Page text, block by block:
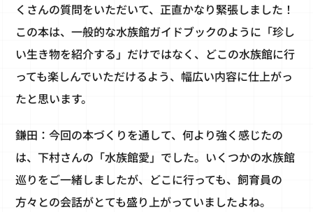
くさんの質問をいただいて、正直かなり緊張しました！
この本は、一般的な水族館ガイドブックのように「珍し
い生き物を紹介する」だけではなく、どこの水族館に行
っても楽しんでいただけるよう、幅広い内容に仕上がっ
たと思います。
鎌田：今回の本づくりを通して、何より強く感じたの
は、下村さんの「水族館愛」でした。いくつかの水族館
巡りをご一緒しましたが、どこに行っても、飼育員の
方々との会話がとても盛り上がっていましたよね。